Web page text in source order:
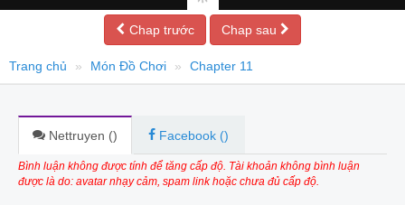
Chap trước Chap sau
Trang chủ Món Đồ Chơi Chapter 11
Nettruyen () Facebook ()
Bình luận không được tính để tăng cấp độ. Tài khoản không bình luận
được là do: avatar nhạy cảm, spam link hoặc chưa đủ cấp độ.